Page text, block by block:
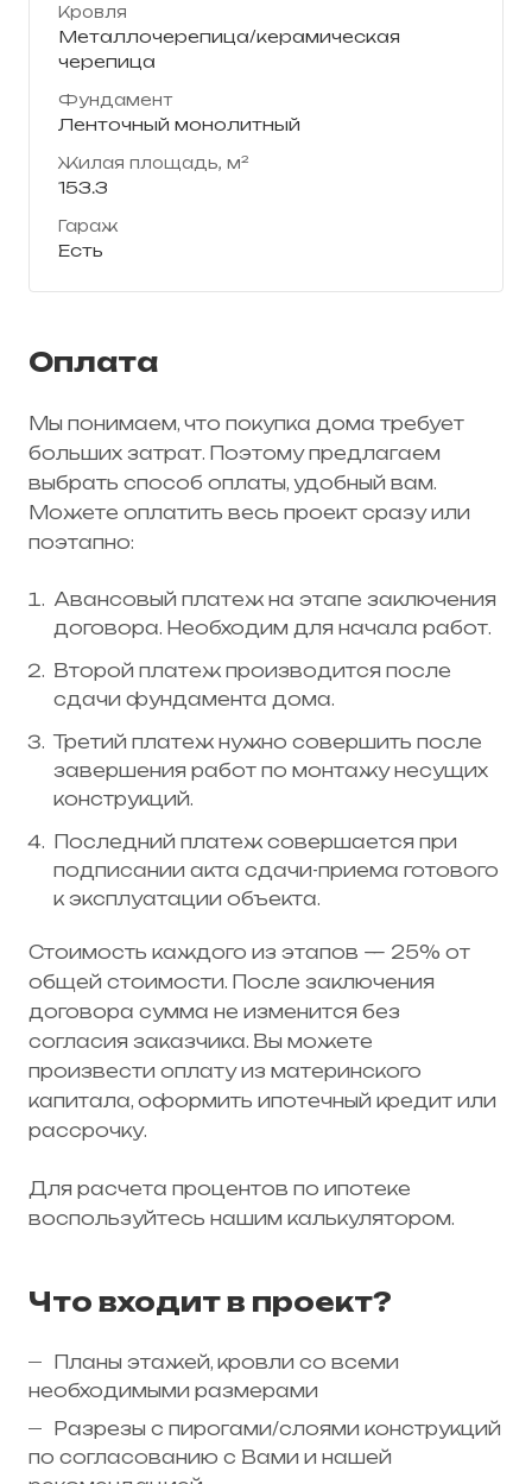
Кровля
Металлочерепица/керамическая
черепица
Фундамент
Ленточный монолитный
Жилая площадь, м²
153.3
Гараж
Есть
Оплата
Мы понимаем, что покупка дома требует
больших затрат. Поэтому предлагаем
выбрать способ оплаты, удобный вам.
Можете оплатить весь проект сразу или
поэтапно:
Авансовый платеж на этапе заключения
договора. Необходим для начала работ.
Второй платеж производится после
сдачи фундамента дома.
Третий платеж нужно совершить после
завершения работ по монтажу несущих
конструкций.
Последний платеж совершается при
подписании акта сдачи-приема готового
к эксплуатации объекта.
Стоимость каждого из этапов — 25% от
общей стоимости. После заключения
договора сумма не изменится без
согласия заказчика. Вы можете
произвести оплату из материнского
капитала, оформить ипотечный кредит или
рассрочку.
Для расчета процентов по ипотеке
воспользуйтесь нашим калькулятором.
Что входит в проект?
Планы этажей, кровли со всеми
необходимыми размерами
Разрезы с пирогами/слоями конструкций
по согласованию с Вами и нашей